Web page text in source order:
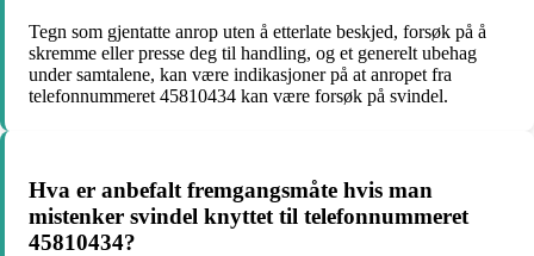
Tegn som gjentatte anrop uten å etterlate beskjed, forsøk på å
skremme eller presse deg til handling, og et generelt ubehag
under samtalene, kan være indikasjoner på at anropet fra
telefonnummeret 45810434 kan være forsøk på svindel.
Hva er anbefalt fremgangsmåte hvis man
mistenker svindel knyttet til telefonnummeret
45810434?